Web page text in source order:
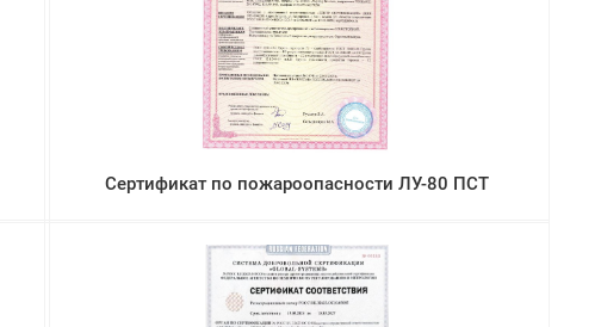
Сертификат по пожароопасности ЛУ-80 ПСТ